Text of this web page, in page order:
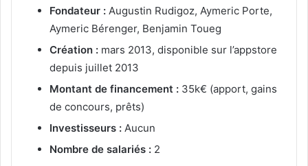
Fondateur : Augustin Rudigoz, Aymeric Porte,
Aymeric Bérenger, Benjamin Toueg
Création : mars 2013, disponible sur l’appstore
depuis juillet 2013
Montant de financement : 35k€ (apport, gains
de concours, prêts)
Investisseurs : Aucun
Nombre de salariés : 2